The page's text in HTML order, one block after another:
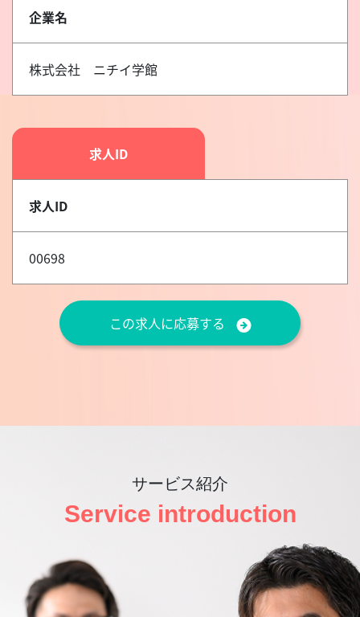
企業名
株式会社 ニチイ学館
求人ID
求人ID
00698
この求人に応募する
サービス紹介
Service introduction